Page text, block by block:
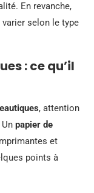
En revanche,
varier selon le type
: ce qu’il
, attention
papier de
et
points à